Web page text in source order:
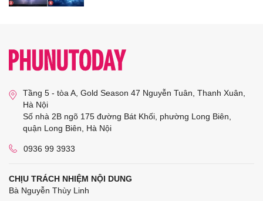
Tầng 5 - tòa A, Gold Season 47 Nguyễn Tuân, Thanh Xuân,
Hà Nội
Số nhà 2B ngõ 175 đường Bát Khối, phường Long Biên,
quận Long Biên, Hà Nội
0936 99 3933
CHỊU TRÁCH NHIỆM NỘI DUNG
Bà Nguyễn Thùy Linh